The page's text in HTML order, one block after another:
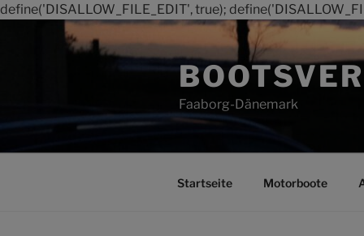
define('DISALLOW_FILE_EDIT', true);
Faaborg-Dänemark
Startseite Motorboote